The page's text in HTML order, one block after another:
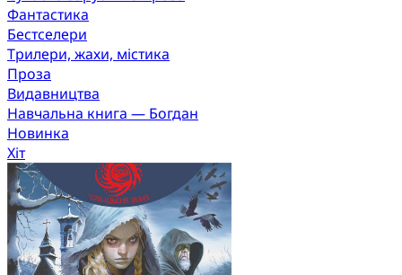
Фантастика
Бестселери
Трилери, жахи, містика
Проза
Видавництва
Навчальна книга — Богдан
Новинка
Хіт